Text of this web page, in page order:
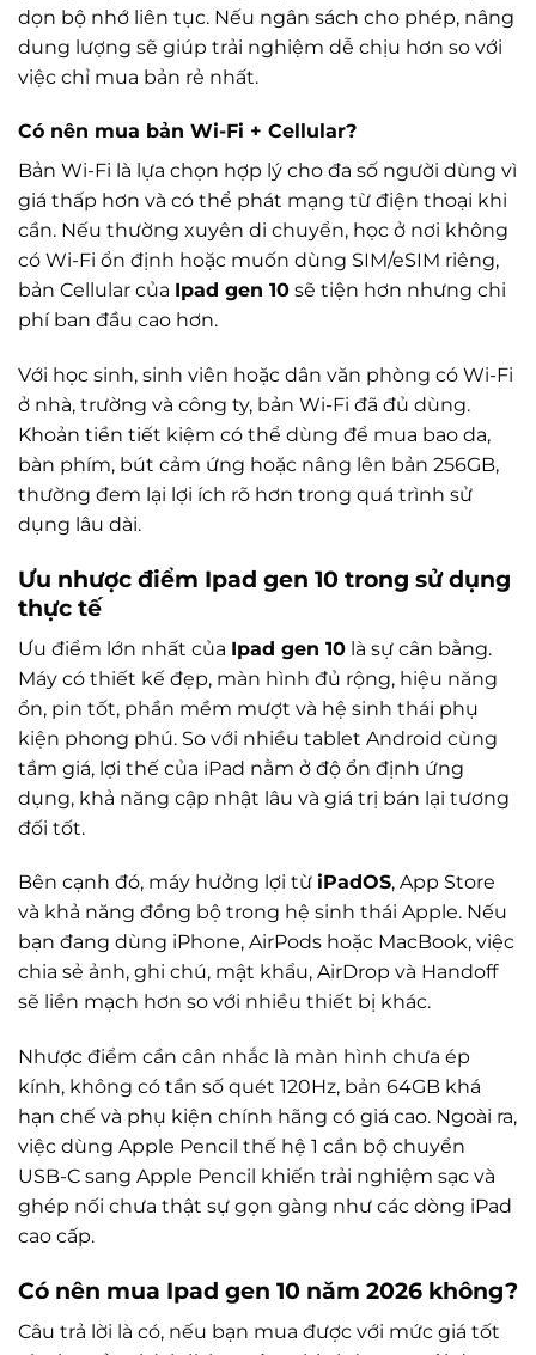
dọn bộ nhớ liên tục. Nếu ngân sách cho phép, nâng
dung lượng sẽ giúp trải nghiệm dễ chịu hơn so với
việc chỉ mua bản rẻ nhất.
Có nên mua bản Wi-Fi + Cellular?
Bản Wi-Fi là lựa chọn hợp lý cho đa số người dùng vì
giá thấp hơn và có thể phát mạng từ điện thoại khi
cần. Nếu thường xuyên di chuyển, học ở nơi không
có Wi-Fi ổn định hoặc muốn dùng SIM/eSIM riêng,
bản Cellular của Ipad gen 10 sẽ tiện hơn nhưng chi
phí ban đầu cao hơn.
Với học sinh, sinh viên hoặc dân văn phòng có Wi-Fi
ở nhà, trường và công ty, bản Wi-Fi đã đủ dùng.
Khoản tiền tiết kiệm có thể dùng để mua bao da,
bàn phím, bút cảm ứng hoặc nâng lên bản 256GB,
thường đem lại lợi ích rõ hơn trong quá trình sử
dụng lâu dài.
Ưu nhược điểm Ipad gen 10 trong sử dụng
thực tế
Ưu điểm lớn nhất của Ipad gen 10 là sự cân bằng.
Máy có thiết kế đẹp, màn hình đủ rộng, hiệu năng
ổn, pin tốt, phần mềm mượt và hệ sinh thái phụ
kiện phong phú. So với nhiều tablet Android cùng
tầm giá, lợi thế của iPad nằm ở độ ổn định ứng
dụng, khả năng cập nhật lâu và giá trị bán lại tương
đối tốt.
Bên cạnh đó, máy hưởng lợi từ iPadOS, App Store
và khả năng đồng bộ trong hệ sinh thái Apple. Nếu
bạn đang dùng iPhone, AirPods hoặc MacBook, việc
chia sẻ ảnh, ghi chú, mật khẩu, AirDrop và Handoff
sẽ liền mạch hơn so với nhiều thiết bị khác.
Nhược điểm cần cân nhắc là màn hình chưa ép
kính, không có tần số quét 120Hz, bản 64GB khá
hạn chế và phụ kiện chính hãng có giá cao. Ngoài ra,
việc dùng Apple Pencil thế hệ 1 cần bộ chuyển
USB-C sang Apple Pencil khiến trải nghiệm sạc và
ghép nối chưa thật sự gọn gàng như các dòng iPad
cao cấp.
Có nên mua Ipad gen 10 năm 2026 không?
Câu trả lời là có, nếu bạn mua được với mức giá tốt